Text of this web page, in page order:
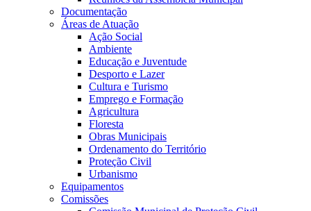
Documentação
Áreas de Atuação
Ação Social
Ambiente
Educação e Juventude
Desporto e Lazer
Cultura e Turismo
Emprego e Formação
Agricultura
Floresta
Obras Municipais
Ordenamento do Território
Proteção Civil
Urbanismo
Equipamentos
Comissões